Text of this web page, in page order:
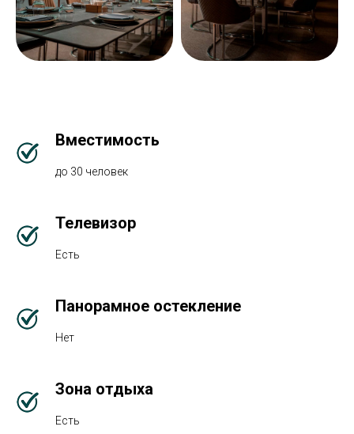
Вместимость
до 30 человек
Телевизор
Есть
Панорамное остекление
Нет
Зона отдыха
Есть